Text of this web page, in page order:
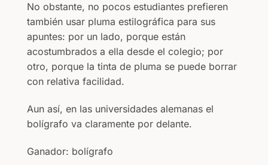
No obstante, no pocos estudiantes prefieren
también usar pluma estilográfica para sus
apuntes: por un lado, porque están
acostumbrados a ella desde el colegio; por
otro, porque la tinta de pluma se puede borrar
con relativa facilidad.
Aun así, en las universidades alemanas el
bolígrafo va claramente por delante.
Ganador: bolígrafo